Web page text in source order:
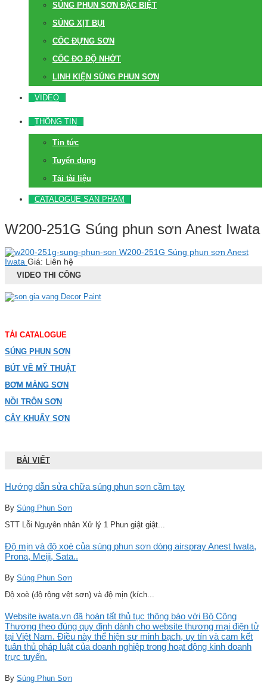
SÚNG PHUN SƠN ĐẶC BIỆT
SÚNG XỊT BỤI
CỐC ĐỰNG SƠN
CỐC ĐO ĐỘ NHỚT
LINH KIỆN SÚNG PHUN SƠN
VIDEO
THÔNG TIN
Tin tức
Tuyển dụng
Tải tài liệu
CATALOGUE SẢN PHẨM
W200-251G Súng phun sơn Anest Iwata
W200-251G Súng phun sơn Anest
Iwata Giá: Liên hệ
VIDEO THI CÔNG
TẢI CATALOGUE
SÚNG PHUN SƠN
BÚT VẼ MỸ THUẬT
BƠM MÀNG SƠN
NỒI TRỘN SƠN
CÂY KHUẤY SƠN
BÀI VIẾT
Hướng dẫn sửa chữa súng phun sơn cầm tay
By Súng Phun Sơn
STT Lỗi Nguyên nhân Xử lý 1 Phun giật giật...
Độ mịn và độ xoè của súng phun sơn dòng airspray Anest Iwata,
Prona, Meiji, Sata..
By Súng Phun Sơn
Độ xoè (độ rộng vệt sơn) và độ mịn (kích...
Website iwata.vn đã hoàn tất thủ tục thông báo với Bộ Công
Thương theo đúng quy định dành cho website thương mại điện tử
tại Việt Nam. Điều này thể hiện sự minh bạch, uy tín và cam kết
tuân thủ pháp luật của doanh nghiệp trong hoạt động kinh doanh
trực tuyến.
By Súng Phun Sơn